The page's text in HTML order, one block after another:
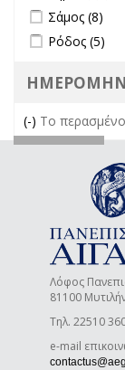
Apply Σάμος
Σάμος (8)
Apply Ρόδος
Ρόδος (5)
(-) Remove Το
Το
Λόφος
81100
Τηλ. 22510
e-mail